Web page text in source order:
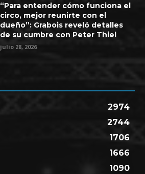
“Para entender cómo funciona el
circo, mejor reunirte con el
dueño”: Grabois reveló detalles
de su cumbre con Peter Thiel
julio 28, 2026
2974
2744
1706
1666
1090